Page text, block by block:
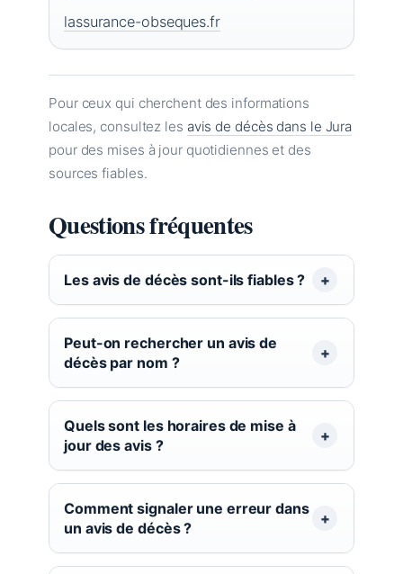
lassurance-obseques.fr
Pour ceux qui cherchent des informations
locales, consultez les avis de décès dans le Jura
pour des mises à jour quotidiennes et des
sources fiables.
Questions fréquentes
Les avis de décès sont-ils fiables ?
Peut-on rechercher un avis de
décès par nom ?
Quels sont les horaires de mise à
jour des avis ?
Comment signaler une erreur dans
un avis de décès ?